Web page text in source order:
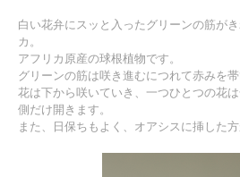
白い花弁にスッと入ったグリーンの筋が
カ。
アフリカ原産の球根植物です。
グリーンの筋は咲き進むにつれて赤みを帯
花は下から咲いていき、一つひとつの花
側だけ開きます。
また、日保ちもよく、オアシスに挿した